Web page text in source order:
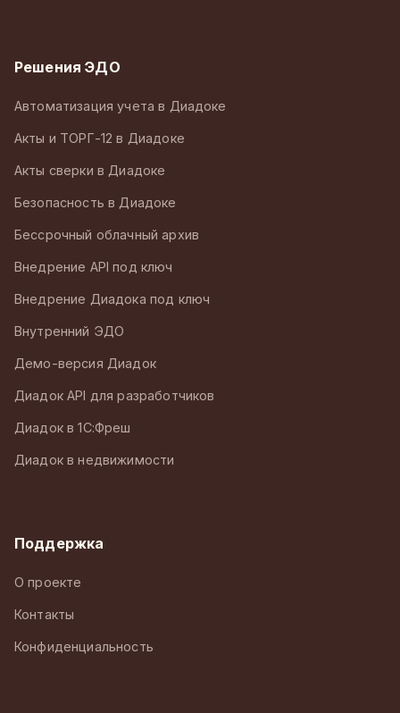
Решения ЭДО
Автоматизация учета в Диадоке
Акты и ТОРГ-12 в Диадоке
Акты сверки в Диадоке
Безопасность в Диадоке
Бессрочный облачный архив
Внедрение API под ключ
Внедрение Диадока под ключ
Внутренний ЭДО
Демо-версия Диадок
Диадок API для разработчиков
Диадок в 1С:Фреш
Диадок в недвижимости
Поддержка
О проекте
Контакты
Конфиденциальность